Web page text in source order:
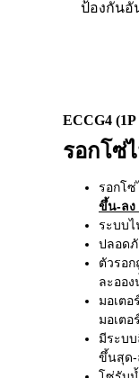
ป้องกันอั
ECCG4
รอกโซ่
รอกโ
ขึ้น-ลง
ระบบไ
ปลอด
ตัวรอ
ละออง
มอเตอ
มอเตอ
มีระบ
ขึ้นสุด-